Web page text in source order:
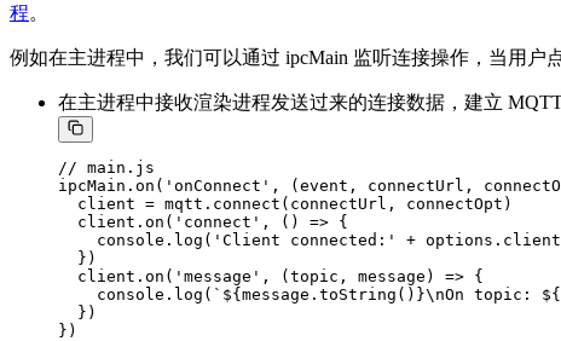
程。
例如在主进程中，我们可以通过 ipcMain 监听连接操作，当用户
在主进程中接收渲染进程发送过来的连接数据，建立 MQTT
// main.js
ipcMain.on('onConnect', (event, connectUrl,
  client = mqtt.connect(connectUrl, connectOpt)
  client.on('connect', () => {
console.log('Client connected:' +
  })
  client.on('message', (topic, message) => {
console.log(`${message.toString()}\nOn topic:
  })
})